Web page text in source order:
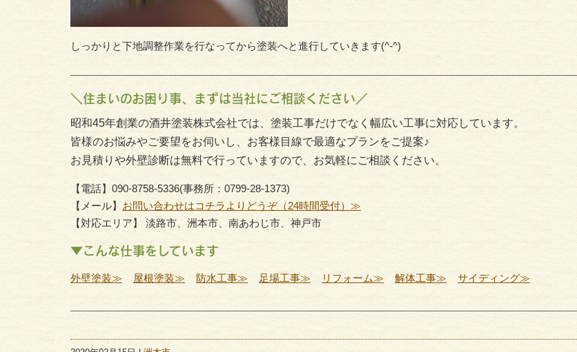
しっかりと下地調整作業を行なってから塗装へと進行していきます(^-^)
＼住まいのお困り事、まずは当社にご相談ください／
昭和45年創業の酒井塗装株式会社では、塗装工事だけでなく幅広い工事に対応しています。
皆様のお悩みやご要望をお伺いし、お客様目線で最適なプランをご提案♪
お見積りや外壁診断は無料で行っていますので、お気軽にご相談ください。
【電話】090-8758-5336(事務所：0799-28-1373)
【メール】 お問い合わせはコチラよりどうぞ（24時間受付）≫
【対応エリア】 淡路市、洲本市、南あわじ市、神戸市
▼こんな仕事をしています
外壁塗装≫ 屋根塗装≫ 防水工事≫ 足場工事≫ リフォーム≫ 解体工事≫ サイディング≫